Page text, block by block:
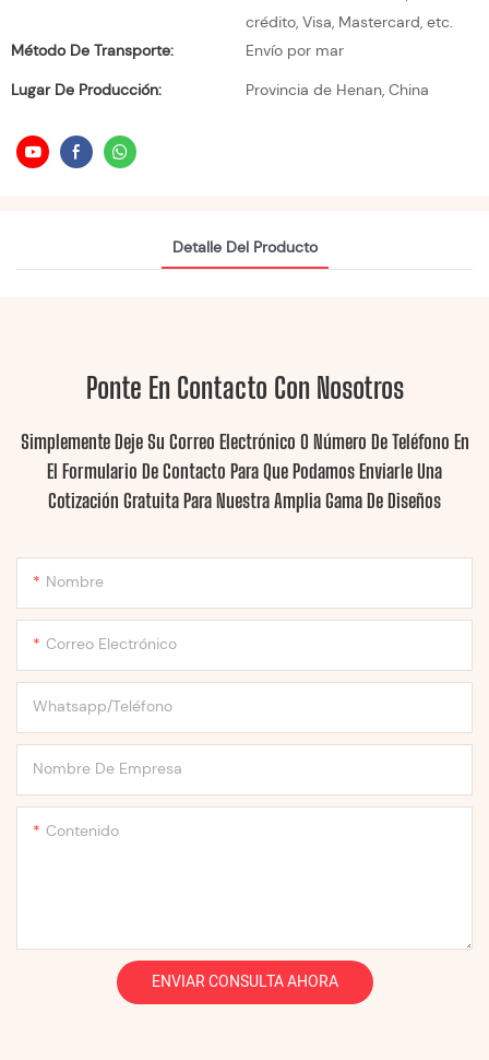
crédito, Visa, Mastercard, etc.
Método De Transporte:
Envío por mar
Lugar De Producción:
Provincia de Henan, China
Detalle Del Producto
Ponte En Contacto Con Nosotros
Simplemente Deje Su Correo Electrónico O Número De Teléfono En
El Formulario De Contacto Para Que Podamos Enviarle Una
Cotización Gratuita Para Nuestra Amplia Gama De Diseños
Nombre
Correo Electrónico
Whatsapp/Teléfono
Nombre De Empresa
Contenido
ENVIAR CONSULTA AHORA